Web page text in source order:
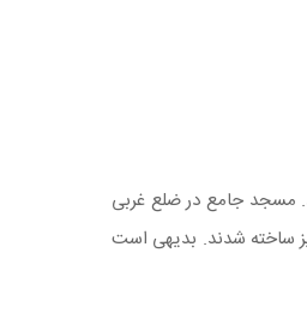
مسجد جامع در ضلع غربی
ساخته شدند. بدیهی است